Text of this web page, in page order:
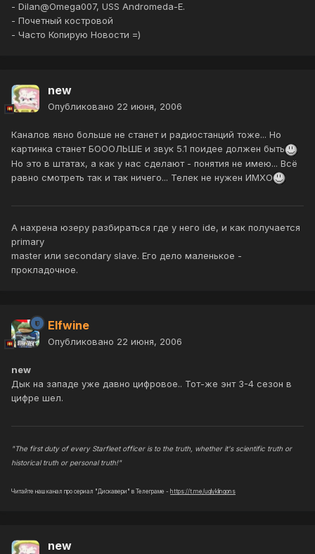
- Dilan@Omega007, USS Andromeda-E.
- Почетный костровой
- Часто Копирую Новости =)
new
Опубликовано 22 июня, 2006
Каналов явно больше не станет и радиостанций тоже... Но
картинка станет БОООЛЬШЕ и звук 5.1 поидее должен быть
Но это в штатах, а как у нас сделают - понятия не имею... Всё
равно смотреть так и так ничего... Телек не нужен ИМХО
А нахрена юзеру разбираться где у него ide, и как получается
primary
master или secondary slave. Его дело маленькое -
прокладочное.
Elfwine
Опубликовано 22 июня, 2006
new
Дык на западе уже давно цифровое.. Тот-же энт 3-4 сезон в
цифре шел.
"The first duty of every Starfleet officer is to the truth, whether it's scientific truth or
historical truth or personal truth!"
Читайте наш канал про сериал "Дискавери" в Телеграме - https://t.me/uglyklingons
new